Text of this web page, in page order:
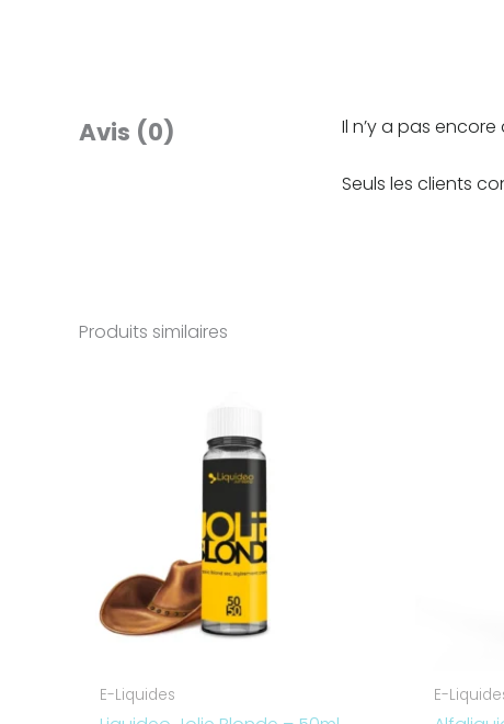
Avis (0) Il n’y a pas encore
Seuls les clients
Produits similaires
E-Liquides E-